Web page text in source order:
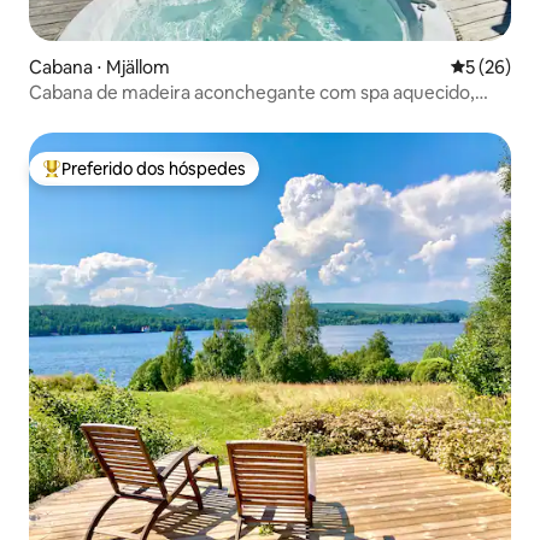
Cabana ⋅ Mjällom 5 de uma
5 (26)
Cabana de madeira aconchegante com spa aquecido,
Entre os melhores preferidos dos hóspedes
Preferido dos hóspedes